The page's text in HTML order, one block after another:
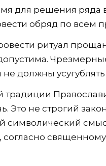
для решения ряда
обряд по всем
ритуал
должны усугублять
не строгий
символический
согласно